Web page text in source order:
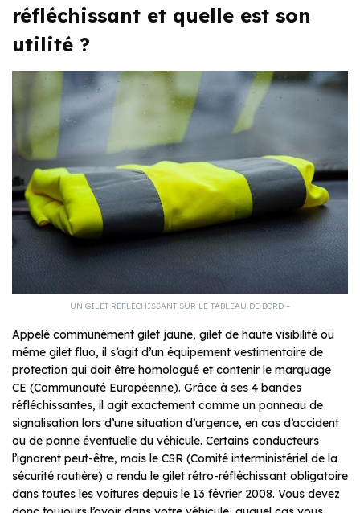
réfléchissant et quelle est son
utilité ?
UN GILET RÉFLÉCHISSANT SUR LE TABLEAU DE BORD –
Appelé communément gilet jaune, gilet de haute visibilité ou
même gilet fluo, il s’agit d’un équipement vestimentaire de
protection qui doit être homologué et contenir le marquage
CE (Communauté Européenne). Grâce à ses 4 bandes
réfléchissantes, il agit exactement comme un panneau de
signalisation lors d’une situation d’urgence, en cas d’accident
ou de panne éventuelle du véhicule. Certains conducteurs
l’ignorent peut-être, mais le CSR (Comité interministériel de la
sécurité routière) a rendu le gilet rétro-réfléchissant obligatoire
dans toutes les voitures depuis le 13 février 2008. Vous devez